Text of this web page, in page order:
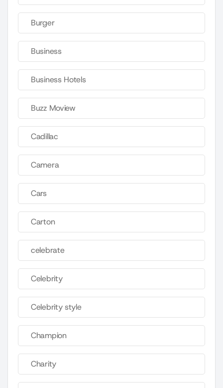
Burger
Business
Business Hotels
Buzz Moview
Cadillac
Camera
Cars
Carton
celebrate
Celebrity
Celebrity style
Champion
Charity